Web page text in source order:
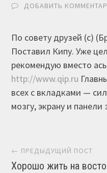
ДОБАВИТЬ
По совету друзей (с)
Поставил Кипу. Уже
рекомендую вместо
http://www.qip.ru
всех с вкладками —
мозгу, экрану и панели
← ПРЕДЫДУЩИЙ ПОСТ
Хорошо жить на